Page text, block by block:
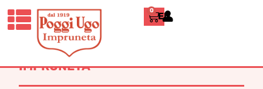
0 ENGLISH
HOME/CLASSICI
CASSETTE E
TINOZZE/ CASSETTA CORNICE
DENTELLATA TERRACOTTA
IMPRUNETA